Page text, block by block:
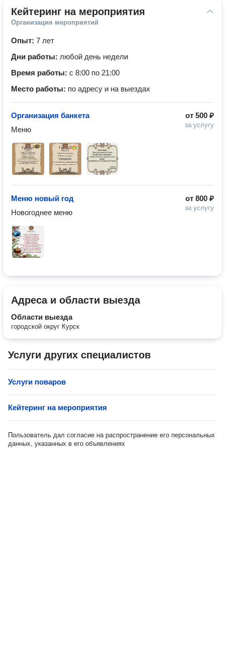
Кейтеринг на мероприятия
Организация мероприятий
Опыт: 7 лет
Дни работы: любой день недели
Время работы: с 8:00 по 21:00
Место работы: по адресу и на выездах
от 500 ₽
за услугу
Организация банкета
Меню
от 800 ₽
за услугу
Меню новый год
Новогоднее меню
Адреса и области выезда
Области выезда
городской округ Курск
Услуги других специалистов
Услуги поваров
Кейтеринг на мероприятия
Пользователь дал согласие на распространение его персональных
данных, указанных в его объявлениях